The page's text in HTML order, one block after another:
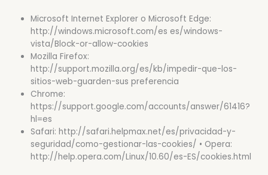
Microsoft Internet Explorer o Microsoft Edge:
http://windows.microsoft.com/es es/windows-
vista/Block-or-allow-cookies
Mozilla Firefox:
http://support.mozilla.org/es/kb/impedir-que-los-
sitios-web-guarden-sus preferencia
Chrome:
https://support.google.com/accounts/answer/61416?
hl=es
Safari: http://safari.helpmax.net/es/privacidad-y-
seguridad/como-gestionar-las-cookies/ • Opera:
http://help.opera.com/Linux/10.60/es-ES/cookies.html